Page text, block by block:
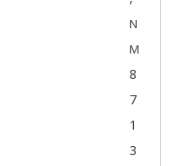
N
M
8
7
1
3